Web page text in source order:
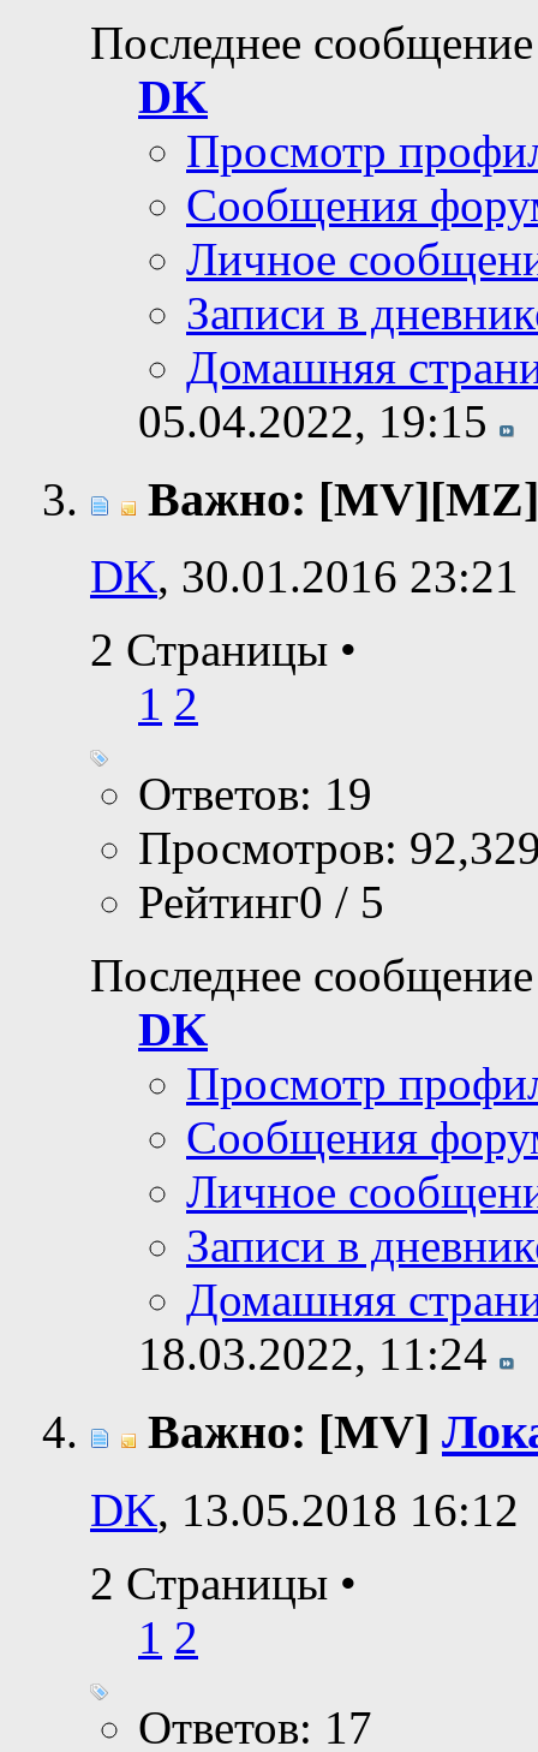
Последнее
DK
Просмотр
Сообщения
Личное
Записи в
Домашняя
05.04.2022, 19:15
Важно:
DK, 30.01.2016 23:21
2 Страницы •
1 2
Ответов: 19
Просмотров:
Рейтинг0 / 5
Последнее
DK
Просмотр
Сообщения
Личное
Записи в
Домашняя
18.03.2022, 11:24
Важно: [MV]
DK, 13.05.2018 16:12
2 Страницы •
1 2
Ответов: 17